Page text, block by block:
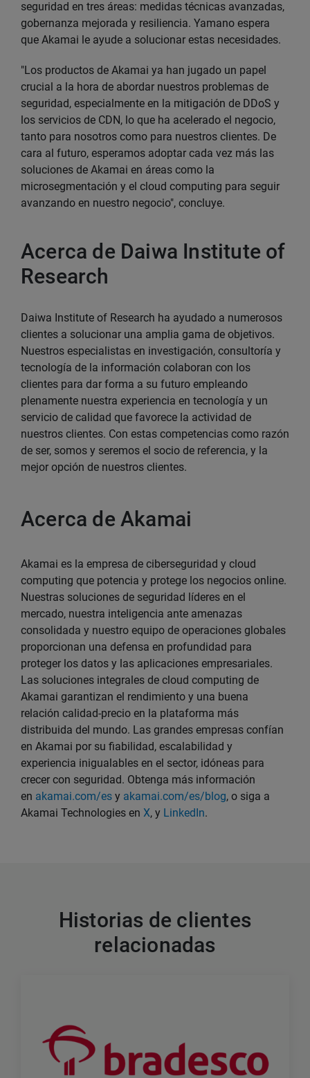
seguridad en tres áreas: medidas técnicas avanzadas,
gobernanza mejorada y resiliencia. Yamano espera
que Akamai le ayude a solucionar estas necesidades.
"Los productos de Akamai ya han jugado un papel
crucial a la hora de abordar nuestros problemas de
seguridad, especialmente en la mitigación de DDoS y
los servicios de CDN, lo que ha acelerado el negocio,
tanto para nosotros como para nuestros clientes. De
cara al futuro, esperamos adoptar cada vez más las
soluciones de Akamai en áreas como la
microsegmentación y el cloud computing para seguir
avanzando en nuestro negocio", concluye.
Acerca de Daiwa Institute of
Research
Daiwa Institute of Research ha ayudado a numerosos
clientes a solucionar una amplia gama de objetivos.
Nuestros especialistas en investigación, consultoría y
tecnología de la información colaboran con los
clientes para dar forma a su futuro empleando
plenamente nuestra experiencia en tecnología y un
servicio de calidad que favorece la actividad de
nuestros clientes. Con estas competencias como razón
de ser, somos y seremos el socio de referencia, y la
mejor opción de nuestros clientes.
Acerca de Akamai
Akamai es la empresa de ciberseguridad y cloud
computing que potencia y protege los negocios online.
Nuestras soluciones de seguridad líderes en el
mercado, nuestra inteligencia ante amenazas
consolidada y nuestro equipo de operaciones globales
proporcionan una defensa en profundidad para
proteger los datos y las aplicaciones empresariales.
Las soluciones integrales de cloud computing de
Akamai garantizan el rendimiento y una buena
relación calidad-precio en la plataforma más
distribuida del mundo. Las grandes empresas confían
en Akamai por su fiabilidad, escalabilidad y
experiencia inigualables en el sector, idóneas para
crecer con seguridad. Obtenga más información
en akamai.com/es y akamai.com/es/blog, o siga a
Akamai Technologies en X, y LinkedIn.
Historias de clientes
relacionadas